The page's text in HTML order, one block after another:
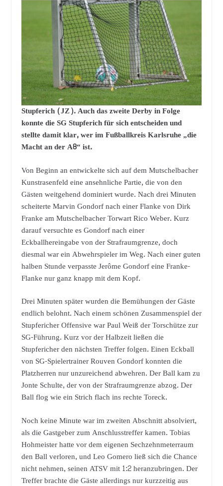
Stupferich (JZ). Auch das zweite Derby in Folge
konnte die SG Stupferich für sich entscheiden und
stellte damit klar, wer im Fußballkreis Karlsruhe „die
Macht an der A8“ ist.
Von Beginn an entwickelte sich auf dem Mutschelbacher
Kunstrasenfeld eine ansehnliche Partie, die von den
Gästen weitgehend dominiert wurde. Nach drei Minuten
scheiterte Marvin Gondorf nach einer Flanke von Dirk
Franke am Mutschelbacher Torwart Rico Weber. Kurz
darauf versuchte es Gondorf nach einer
Eckballhereingabe von der Strafraumgrenze, doch
diesmal war ein Abwehrspieler im Weg. Nach einer guten
halben Stunde verpasste Jerôme Gondorf eine Franke-
Flanke nur ganz knapp mit dem Kopf.
Drei Minuten später wurden die Bemühungen der Gäste
endlich belohnt. Nach einem schönen Zusammenspiel der
Stupfericher Offensive war Paul Weiß der Torschütze zur
SG-Führung. Kurz vor der Halbzeit ließen die
Stupfericher den nächsten Treffer folgen. Einen Eckball
von SG-Spielertrainer Rouven Gondorf konnten die
Platzherren nur unzureichend abwehren. Der Ball kam zu
Jonte Schulte, der von der Strafraumgrenze abzog. Der
Ball flog wie ein Strich flach ins rechte Toreck.
Noch keine Minute war im zweiten Abschnitt absolviert,
als die Gastgeber zum Anschlusstreffer kamen. Tobias
Hohmeister hatte vor dem eigenen Sechzehnmeterraum
den Ball verloren, und Leo Gomero ließ sich die Chance
nicht nehmen, seinen ATSV mit 1:2 heranzubringen. Der
Treffer brachte die Gäste allerdings nur kurzzeitig aus